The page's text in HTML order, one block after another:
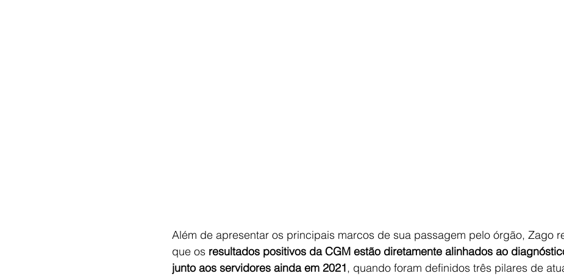
Além de apresentar os principais marcos de sua passagem pelo órgão, Zago
que os resultados positivos da CGM estão diretamente alinhados ao
junto aos servidores ainda em 2021, quando foram definidos três pilares de